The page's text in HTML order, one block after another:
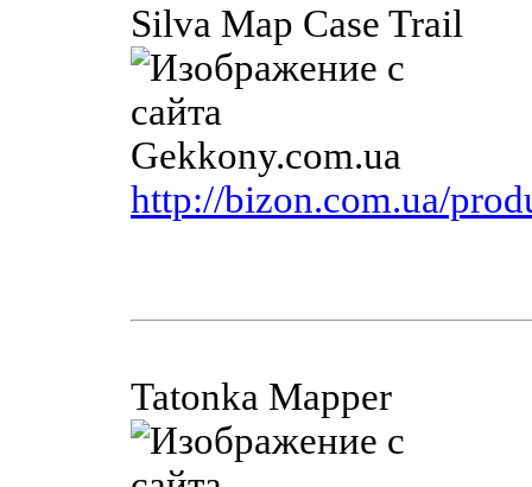
Silva Map Case Trail
http://bizon.com.ua/
Tatonka Mapper